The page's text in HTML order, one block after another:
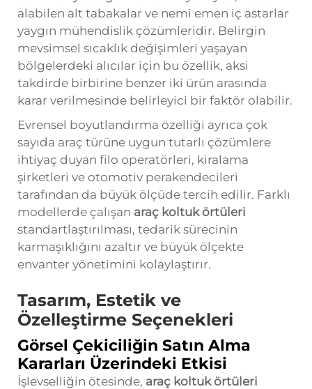
alabilen alt tabakalar ve nemi emen iç astarlar
yaygın mühendislik çözümleridir. Belirgin
mevsimsel sıcaklık değişimleri yaşayan
bölgelerdeki alıcılar için bu özellik, aksi
takdirde birbirine benzer iki ürün arasında
karar verilmesinde belirleyici bir faktör olabilir.
Evrensel boyutlandırma özelliği ayrıca çok
sayıda araç türüne uygun tutarlı çözümlere
ihtiyaç duyan filo operatörleri, kiralama
şirketleri ve otomotiv perakendecileri
tarafından da büyük ölçüde tercih edilir. Farklı
modellerde çalışan araç koltuk örtüleri
standartlaştırılması, tedarik sürecinin
karmaşıklığını azaltır ve büyük ölçekte
envanter yönetimini kolaylaştırır.
Tasarım, Estetik ve
Özelleştirme Seçenekleri
Görsel Çekiciliğin Satın Alma
Kararları Üzerindeki Etkisi
İşlevselliğin ötesinde, araç koltuk örtüleri